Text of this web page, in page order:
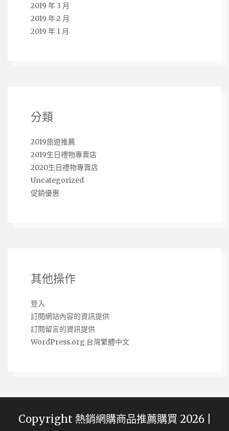
2019 年 3 月
2019 年 2 月
2019 年 1 月
分類
2019旅遊推薦
2019生日禮物專賣店
2020生日禮物專賣店
Uncategorized
促銷優惠
其他操作
登入
訂閱網站內容的資訊提供
訂閱留言的資訊提供
WordPress.org 台灣繁體中文
Copyright 熱銷網購商品推薦購買 2026 |